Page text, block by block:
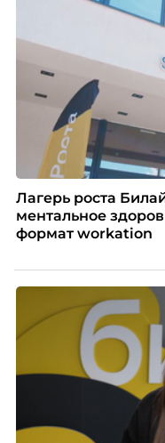
Лагерь роста
ментальное
формат workation